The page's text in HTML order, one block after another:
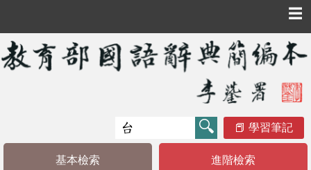
☰
學習筆記
基本檢索 進階檢索